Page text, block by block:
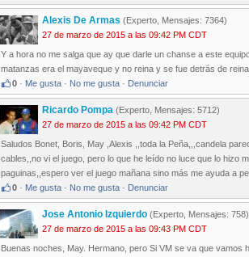
Alexis De Armas (Experto, Mensajes: 7364)
27 de marzo de 2015 a las 09:42 PM CDT
Y a hora no me salga que ay que darle un chanse a este
matanzas era el mayaveque y no reina y se fue detrás de
0 · Me gusta · No me gusta · Denunciar
Ricardo Pompa (Experto, Mensajes: 5712)
27 de marzo de 2015 a las 09:42 PM CDT
Saludos Bonet, Boris, May ,Alexis ,,toda la Peña,,,candela
cables,,no vi el juego, pero lo que he leído no luce que lo hizo
paguinas,,espero ver el juego mañana sino más me ayuda a
0 · Me gusta · No me gusta · Denunciar
Jose Antonio Izquierdo (Experto, Mensajes: 758)
27 de marzo de 2015 a las 09:43 PM CDT
Buenas noches, May. Hermano, pero Si VM se va que vamos